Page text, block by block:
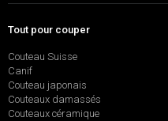
Tout pour couper
Couteau Suisse
Canif
Couteau japonais
Couteaux damassés
Couteaux céramique